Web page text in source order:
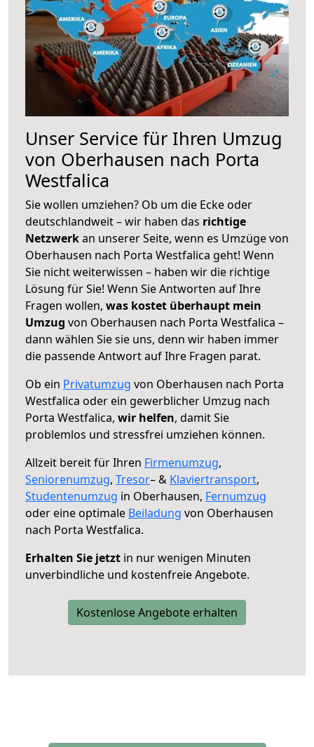
Unser Service für Ihren Umzug
von Oberhausen nach Porta
Westfalica
Sie wollen umziehen? Ob um die Ecke oder
deutschlandweit – wir haben das richtige
Netzwerkan unserer Seite, wenn es Umzüge von
Oberhausen nach Porta Westfalica geht! Wenn
Sie nicht weiterwissen – haben wir die richtige
Lösung für Sie! Wenn Sie Antworten auf Ihre
Fragen wollen, was kostet überhaupt mein
Umzug von Oberhausen nach Porta Westfalica –
dann wählen Sie sie uns, denn wir haben immer
die passende Antwort auf Ihre Fragen parat.
Ob ein Privatumzug von Oberhausen nach Porta
Westfalica oder ein gewerblicher Umzug nach
Porta Westfalica, wir helfen, damit Sie
problemlos und stressfrei umziehen können.
Allzeit bereit für Ihren Firmenumzug,
Seniorenumzug, Tresor– & Klaviertransport,
Studentenumzug in Oberhausen, Fernumzug
oder eine optimale Beiladung von Oberhausen
nach Porta Westfalica.
Erhalten Sie jetzt in nur wenigen Minuten
unverbindliche und kostenfreie Angebote.
Kostenlose Angebote erhalten